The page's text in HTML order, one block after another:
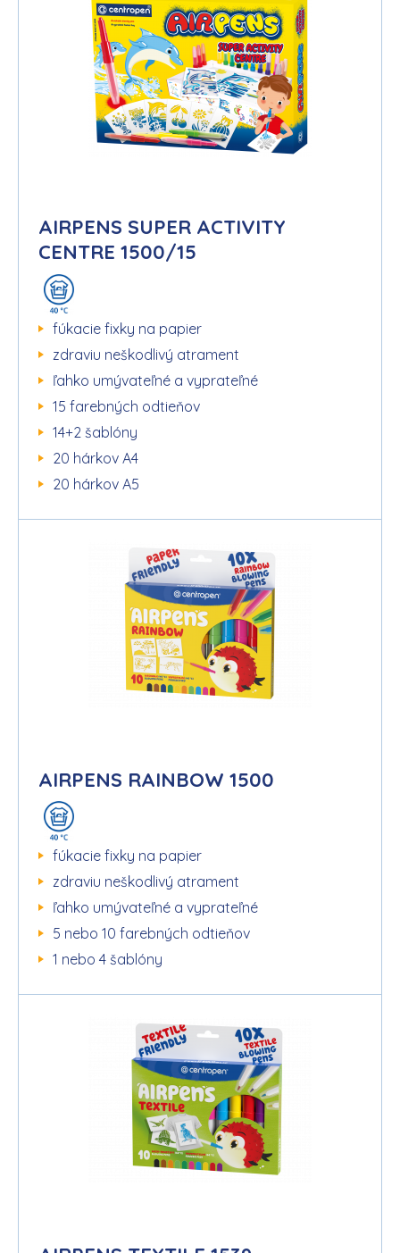
AIRPENS SUPER ACTIVITY
CENTRE 1500/15
fúkacie fixky na papier
zdraviu neškodlivý atrament
ľahko umývateľné a vyprateľné
15 farebných odtieňov
14+2 šablóny
20 hárkov A4
20 hárkov A5
AIRPENS RAINBOW 1500
fúkacie fixky na papier
zdraviu neškodlivý atrament
ľahko umývateľné a vyprateľné
5 nebo 10 farebných odtieňov
1 nebo 4 šablóny